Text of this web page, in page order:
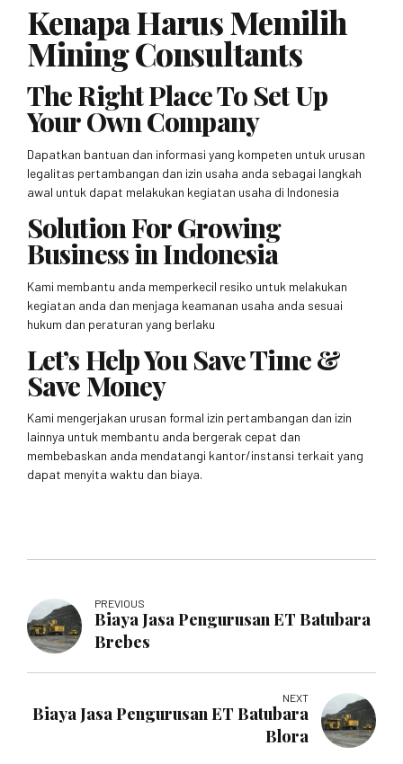
Kenapa Harus Memilih
Mining Consultants
The Right Place To Set Up
Your Own Company
Dapatkan bantuan dan informasi yang kompeten untuk urusan
legalitas pertambangan dan izin usaha anda sebagai langkah
awal untuk dapat melakukan kegiatan usaha di Indonesia
Solution For Growing
Business in Indonesia
Kami membantu anda memperkecil resiko untuk melakukan
kegiatan anda dan menjaga keamanan usaha anda sesuai
hukum dan peraturan yang berlaku
Let’s Help You Save Time &
Save Money
Kami mengerjakan urusan formal izin pertambangan dan izin
lainnya untuk membantu anda bergerak cepat dan
membebaskan anda mendatangi kantor/instansi terkait yang
dapat menyita waktu dan biaya.
PREVIOUS
Biaya Jasa Pengurusan ET Batubara
Brebes
NEXT
Biaya Jasa Pengurusan ET Batubara
Blora